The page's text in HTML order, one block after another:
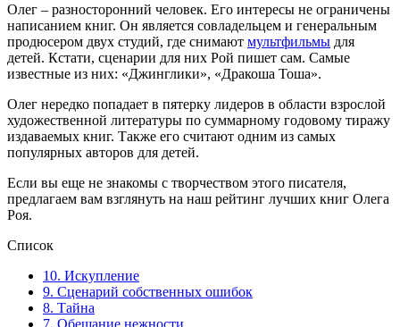
Олег – разносторонний человек. Его интересы не ограничены
написанием книг. Он является совладельцем и генеральным
продюсером двух студий, где снимают мультфильмы для
детей. Кстати, сценарии для них Рой пишет сам. Самые
известные из них: «Джинглики», «Дракоша Тоша».
Олег нередко попадает в пятерку лидеров в области взрослой
художественной литературы по суммарному годовому тиражу
издаваемых книг. Также его считают одним из самых
популярных авторов для детей.
Если вы еще не знакомы с творчеством этого писателя,
предлагаем вам взглянуть на наш рейтинг лучших книг Олега
Роя.
Список
10. Искупление
9. Сценарий собственных ошибок
8. Тайна
7. Обещание нежности